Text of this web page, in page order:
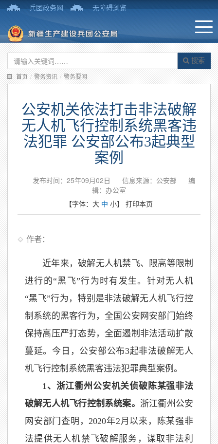
兵团政务网 无障碍浏览
搜索
首页 / 警务资讯 / 警务要闻
公安机关依法打击非法破解
无人机飞行控制系统黑客违
法犯罪 公安部公布3起典型
案例
发布时间：25年09月02日 信息来源：公安部
编
辑：办公室
【字体： 大 中 小】 打印本页
作者：
近年来，破解无人机禁飞、限高等限制
进行的“黑飞”行为时有发生。针对无人机
“黑飞”行为，特别是非法破解无人机飞行控
制系统的黑客行为，全国公安网安部门始终
保持高压严打态势，全面遏制非法活动扩散
蔓延。今日，公安部公布3起非法破解无人
机飞行控制系统黑客违法犯罪典型案例。
1、浙江衢州公安机关侦破陈某强非法
破解无人机飞行控制系统案。 浙江衢州公安
网安部门查明，2020年2月以来，陈某强非
法提供无人机禁飞破解服务，谋取非法利